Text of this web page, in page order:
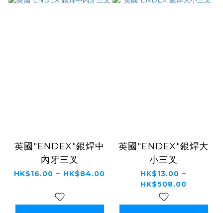
英國"ENDEX"銀焊中
內牙三叉
HK$16.00 ~ HK$84.00
英國"ENDEX"銀焊大
小三叉
HK$13.00 ~
HK$508.00